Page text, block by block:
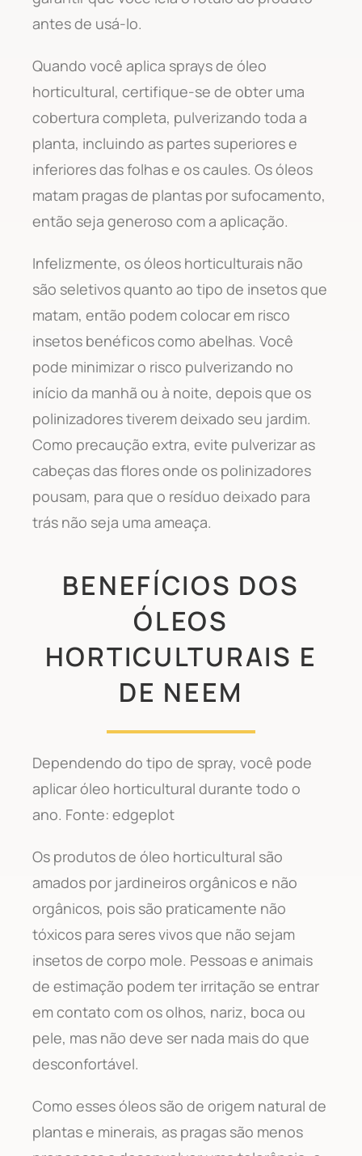
antes de usá-lo.
Quando você aplica sprays de óleo
horticultural, certifique-se de obter uma
cobertura completa, pulverizando toda a
planta, incluindo as partes superiores e
inferiores das folhas e os caules. Os óleos
matam pragas de plantas por sufocamento,
então seja generoso com a aplicação.
Infelizmente, os óleos horticulturais não
são seletivos quanto ao tipo de insetos que
matam, então podem colocar em risco
insetos benéficos como abelhas. Você
pode minimizar o risco pulverizando no
início da manhã ou à noite, depois que os
polinizadores tiverem deixado seu jardim.
Como precaução extra, evite pulverizar as
cabeças das flores onde os polinizadores
pousam, para que o resíduo deixado para
trás não seja uma ameaça.
BENEFÍCIOS DOS
ÓLEOS
HORTICULTURAIS E
DE NEEM
Dependendo do tipo de spray, você pode
aplicar óleo horticultural durante todo o
ano. Fonte: edgeplot
Os produtos de óleo horticultural são
amados por jardineiros orgânicos e não
orgânicos, pois são praticamente não
tóxicos para seres vivos que não sejam
insetos de corpo mole. Pessoas e animais
de estimação podem ter irritação se entrar
em contato com os olhos, nariz, boca ou
pele, mas não deve ser nada mais do que
desconfortável.
Como esses óleos são de origem natural de
plantas e minerais, as pragas são menos